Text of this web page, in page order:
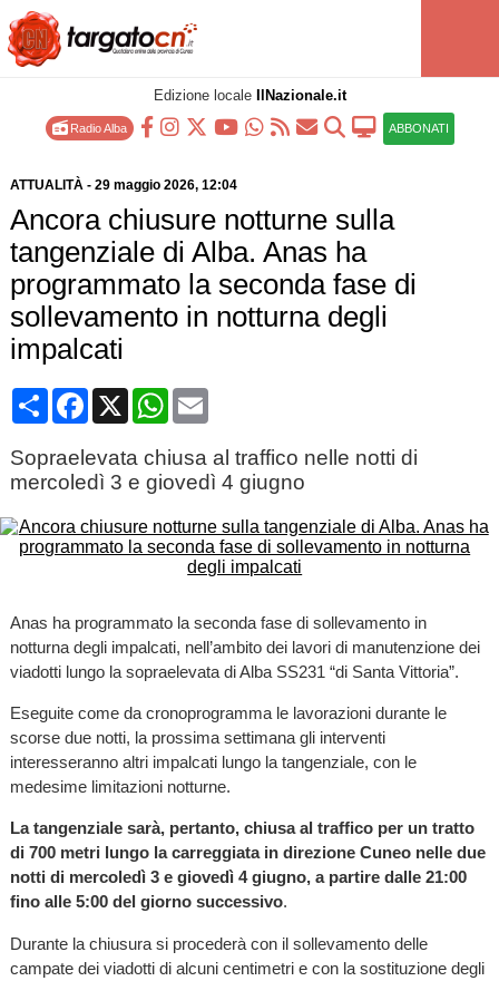
Edizione locale IlNazionale.it
Radio Alba ABBONATI
ATTUALITÀ- 29 maggio 2026, 12:04
Ancora chiusure notturne sulla
tangenziale di Alba. Anas ha
programmato la seconda fase di
sollevamento in notturna degli
impalcati
CondividiFacebook
X WhatsApp
Email
Sopraelevata chiusa al traffico nelle notti di
mercoledì 3 e giovedì 4 giugno
Anas ha programmato la seconda fase di sollevamento in
notturna degli impalcati, nell’ambito dei lavori di manutenzione dei
viadotti lungo la sopraelevata di Alba SS231 “di Santa Vittoria”.
Eseguite come da cronoprogramma le lavorazioni durante le
scorse due notti, la prossima settimana gli interventi
interesseranno altri impalcati lungo la tangenziale, con le
medesime limitazioni notturne.
La tangenziale sarà, pertanto, chiusa al traffico per un tratto
di 700 metri lungo la carreggiata in direzione Cuneo nelle due
notti di mercoledì 3 e giovedì 4 giugno, a partire dalle 21:00
fino alle 5:00 del giorno successivo.
Durante la chiusura si procederà con il sollevamento delle
campate dei viadotti di alcuni centimetri e con la sostituzione degli